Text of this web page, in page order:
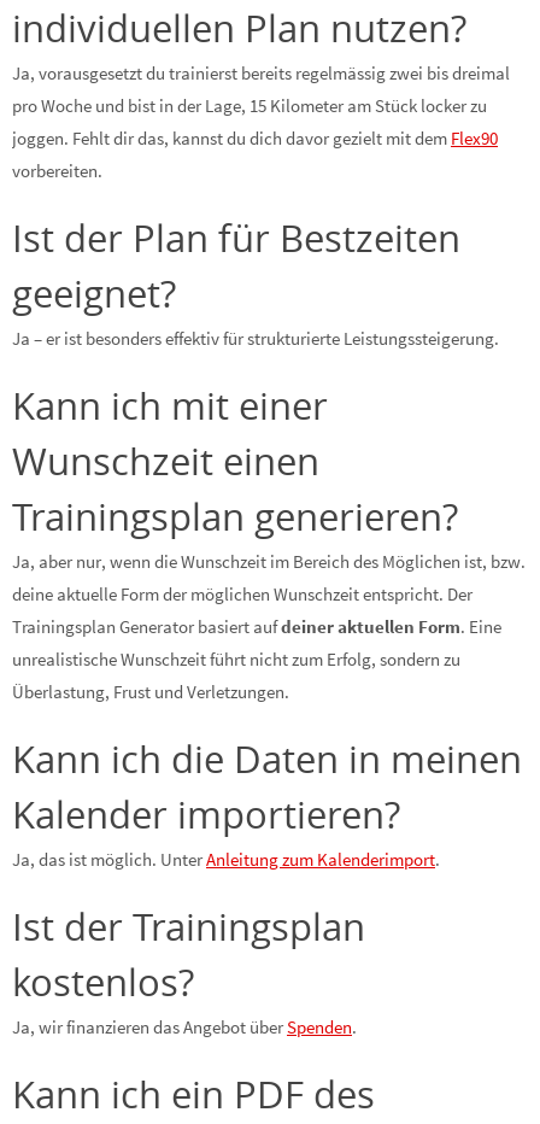
individuellen Plan nutzen?
Ja, vorausgesetzt du trainierst bereits regelmässig zwei bis dreimal
pro Woche und bist in der Lage, 15 Kilometer am Stück locker zu
joggen. Fehlt dir das, kannst du dich davor gezielt mit dem Flex90
vorbereiten.
Ist der Plan für Bestzeiten
geeignet?
Ja – er ist besonders effektiv für strukturierte Leistungssteigerung.
Kann ich mit einer
Wunschzeit einen
Trainingsplan generieren?
Ja, aber nur, wenn die Wunschzeit im Bereich des Möglichen ist, bzw.
deine aktuelle Form der möglichen Wunschzeit entspricht. Der
Trainingsplan Generator basiert aufdeiner aktuellen Form. Eine
unrealistische Wunschzeit führt nicht zum Erfolg, sondern zu
Überlastung, Frust und Verletzungen.
Kann ich die Daten in meinen
Kalender importieren?
Ja, das ist möglich. UnterAnleitung zum Kalenderimport.
Ist der Trainingsplan
kostenlos?
Ja, wir finanzieren das Angebot überSpenden.
Kann ich ein PDF des